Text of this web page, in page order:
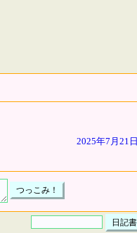
2025年7月21日